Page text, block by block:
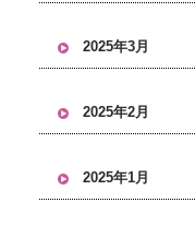
2025年3月
2025年2月
2025年1月